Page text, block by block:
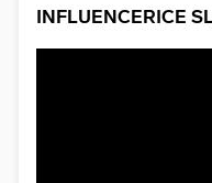
INFLUENCERICE